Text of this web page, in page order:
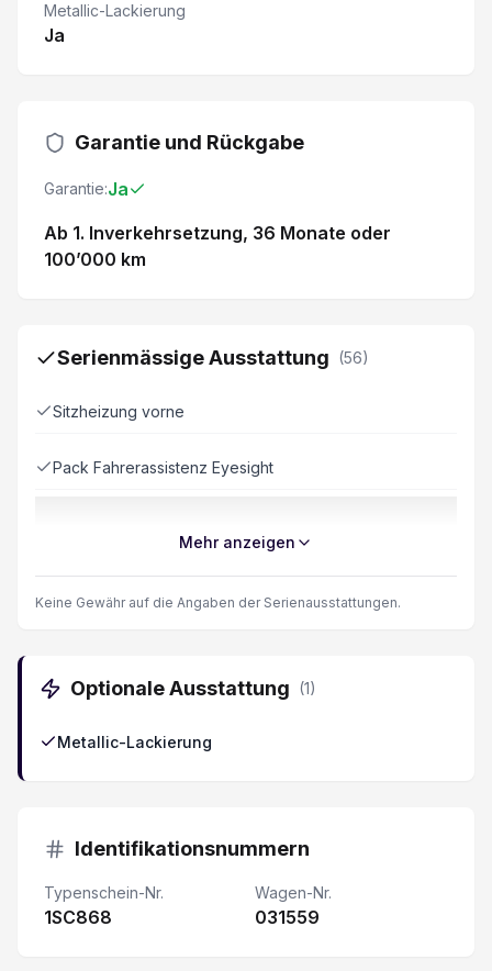
Metallic-Lackierung
Ja
Garantie und Rückgabe
Garantie:Ja
Ab 1. Inverkehrsetzung, 36 Monate oder
100’000 km
Serienmässige Ausstattung (56)
Sitzheizung vorne
Pack Fahrerassistenz Eyesight
Regen- und Lichtsensor
Seitenairbag Fahrer und Beifahrerseite
Knieairbag Fahrer
Rücksitzbank geteilt abklappbar 60/40
DAB+ Digital Audio Broadcast
Mehr anzeigen
Keine Gewähr auf die Angaben der Serienausstattungen.
Optionale Ausstattung (1)
Metallic-Lackierung
Identifikationsnummern
Typenschein-Nr.
1SC868
Wagen-Nr.
031559